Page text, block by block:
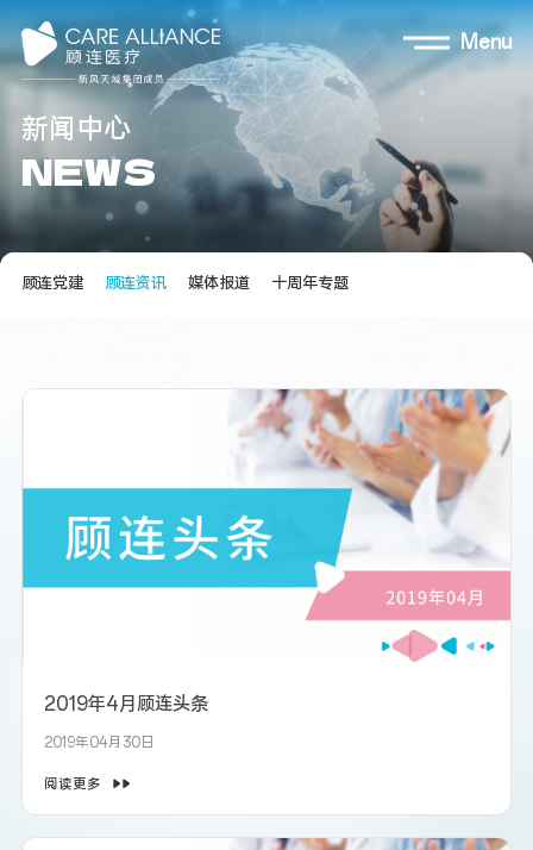
Menu
新闻 中心
NEWS
顾连党建 顾连资讯 媒体报道 十周年专题
2019年4月顾连头条
2019年04月30日
阅读更多